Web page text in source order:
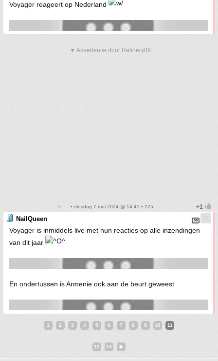
Voyager reageert op Nederland
▼ Advertentie door Refinery89
• dinsdag 7 mei 2024 @ 14:41 • 275
NailQueen
Voyager is inmiddels live met hun reacties op alle inzendingen
van dit jaar
En ondertussen is Armenie ook aan de beurt geweest
1 2 3 4 5 6 7 8 9 10 11
12 13